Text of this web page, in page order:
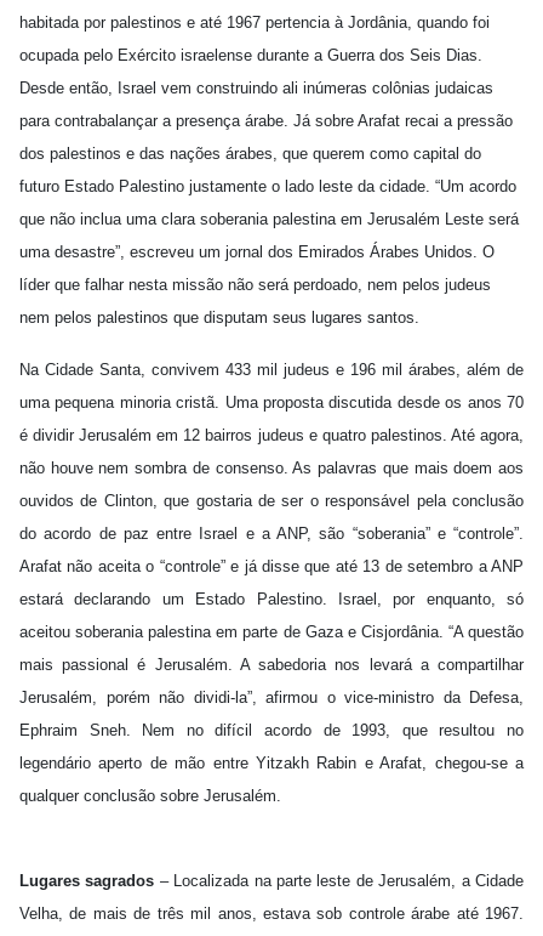
habitada por palestinos e até 1967 pertencia à Jordânia, quando foi
ocupada pelo Exército israelense durante a Guerra dos Seis Dias.
Desde então, Israel vem construindo ali inúmeras colônias judaicas
para contrabalançar a presença árabe. Já sobre Arafat recai a pressão
dos palestinos e das nações árabes, que querem como capital do
futuro Estado Palestino justamente o lado leste da cidade. “Um acordo
que não inclua uma clara soberania palestina em Jerusalém Leste será
uma desastre”, escreveu um jornal dos Emirados Árabes Unidos. O
líder que falhar nesta missão não será perdoado, nem pelos judeus
nem pelos palestinos que disputam seus lugares santos.
Na Cidade Santa, convivem 433 mil judeus e 196 mil árabes, além de
uma pequena minoria cristã. Uma proposta discutida desde os anos 70
é dividir Jerusalém em 12 bairros judeus e quatro palestinos. Até agora,
não houve nem sombra de consenso. As palavras que mais doem aos
ouvidos de Clinton, que gostaria de ser o responsável pela conclusão
do acordo de paz entre Israel e a ANP, são “soberania” e “controle”.
Arafat não aceita o “controle” e já disse que até 13 de setembro a ANP
estará declarando um Estado Palestino. Israel, por enquanto, só
aceitou soberania palestina em parte de Gaza e Cisjordânia. “A questão
mais passional é Jerusalém. A sabedoria nos levará a compartilhar
Jerusalém, porém não dividi-la”, afirmou o vice-ministro da Defesa,
Ephraim Sneh. Nem no difícil acordo de 1993, que resultou no
legendário aperto de mão entre Yitzakh Rabin e Arafat, chegou-se a
qualquer conclusão sobre Jerusalém.
Lugares sagrados – Localizada na parte leste de Jerusalém, a Cidade
Velha, de mais de três mil anos, estava sob controle árabe até 1967.